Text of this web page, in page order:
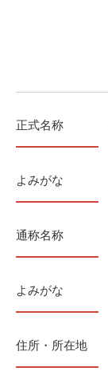
正式名称
よみがな
通称名称
よみがな
住所・所在地